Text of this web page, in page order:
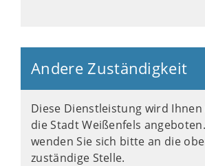
Andere Zuständigkeit
Diese Dienstleistung wird
die Stadt Weißenfels
wenden Sie sich bitte an die
zuständige Stelle.